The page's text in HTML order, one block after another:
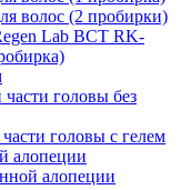
волос (2 пробирки)
Lab BCT RK-
головы без
головы с гелем
алопеции
алопеции